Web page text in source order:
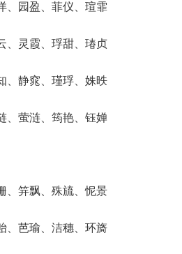
、园盈、菲仪、瑄霏
、灵霞、琈甜、瑃贞
、静窕、瑾琈、姝昳
、萤涟、筠艳、钰婵
、笄飘、殊旈、怩景
、芭瑜、洁穗、环旖